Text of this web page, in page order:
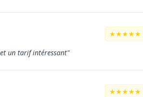
★★★★★
un tarif intéressant"
★★★★★